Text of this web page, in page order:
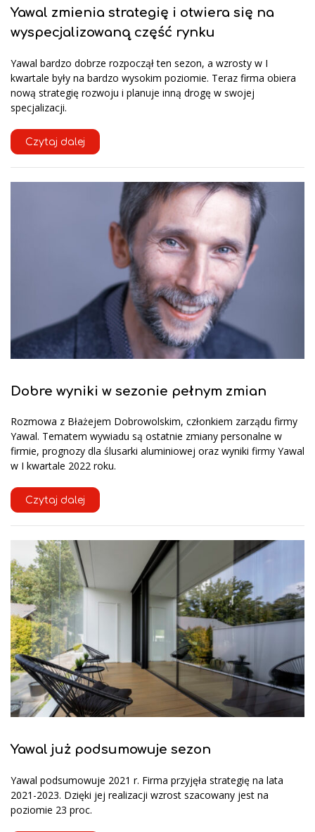
Yawal zmienia strategię i otwiera się na
wyspecjalizowaną część rynku
Yawal bardzo dobrze rozpoczął ten sezon, a wzrosty w I
kwartale były na bardzo wysokim poziomie. Teraz firma obiera
nową strategię rozwoju i planuje inną drogę w swojej
specjalizacji.
Czytaj dalej
Dobre wyniki w sezonie pełnym zmian
Rozmowa z Błażejem Dobrowolskim, członkiem zarządu firmy
Yawal. Tematem wywiadu są ostatnie zmiany personalne w
firmie, prognozy dla ślusarki aluminiowej oraz wyniki firmy Yawal
w I kwartale 2022 roku.
Czytaj dalej
Yawal już podsumowuje sezon
Yawal podsumowuje 2021 r. Firma przyjęła strategię na lata
2021-2023. Dzięki jej realizacji wzrost szacowany jest na
poziomie 23 proc.